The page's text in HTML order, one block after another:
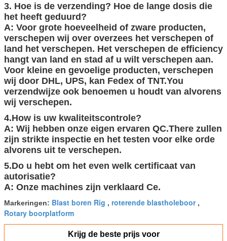
3. Hoe is de verzending? Hoe de lange dosis die
het heeft geduurd?
A: Voor grote hoeveelheid of zware producten,
verschepen wij over overzees het verschepen of
land het verschepen. Het verschepen de efficiency
hangt van land en stad af u wilt verschepen aan.
Voor kleine en gevoelige producten, verschepen
wij door DHL, UPS, kan Fedex of TNT.You
verzendwijze ook benoemen u houdt van alvorens
wij verschepen.
4.How is uw kwaliteitscontrole?
A: Wij hebben onze eigen ervaren QC.There zullen
zijn strikte inspectie en het testen voor elke orde
alvorens uit te verschepen.
5.Do u hebt om het even welk certificaat van
autorisatie?
A: Onze machines zijn verklaard Ce.
Markeringen: Blast boren Rig , roterende blastholeboor,
Rotary boorplatform
Krijg de beste prijs voor